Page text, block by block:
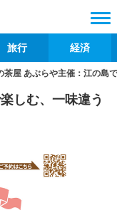
旅行 経済
茶屋 あぶらや主催：江の島
しむ、一味違う